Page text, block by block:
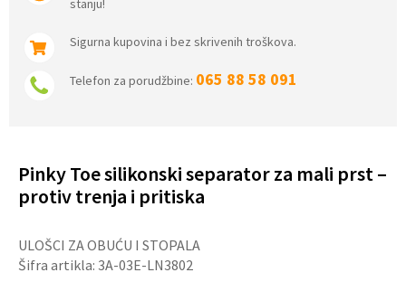
stanju!
Sigurna kupovina i bez skrivenih troškova.
Telefon za porudžbine: 065 88 58 091
Pinky Toe silikonski separator za mali prst –
protiv trenja i pritiska
ULOŠCI ZA OBUĆU I STOPALA
Šifra artikla: 3A-03E-LN3802